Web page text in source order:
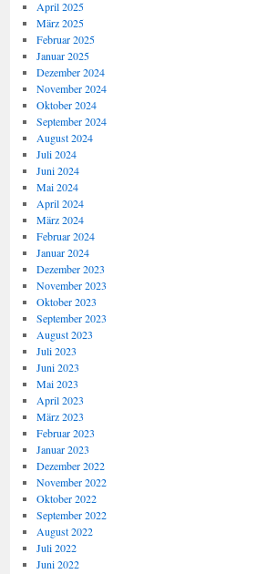
April 2025
März 2025
Februar 2025
Januar 2025
Dezember 2024
November 2024
Oktober 2024
September 2024
August 2024
Juli 2024
Juni 2024
Mai 2024
April 2024
März 2024
Februar 2024
Januar 2024
Dezember 2023
November 2023
Oktober 2023
September 2023
August 2023
Juli 2023
Juni 2023
Mai 2023
April 2023
März 2023
Februar 2023
Januar 2023
Dezember 2022
November 2022
Oktober 2022
September 2022
August 2022
Juli 2022
Juni 2022